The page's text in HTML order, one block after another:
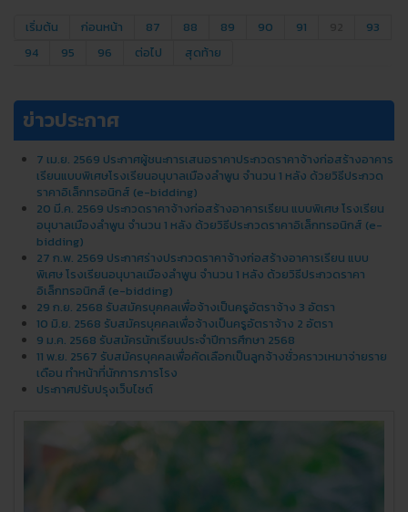
เริ่มต้น ก่อนหน้า 87 88 89 90 91
93
94
95 96 ต่อไป สุดท้าย
ข่าวประกาศ
7 เม.ย. 2569 ประกาศผู้ชนะการเสนอราคาประกวดราคาจ้างก่อสร้างอาคาร
เรียนแบบพิเศษโรงเรียนอนุบาลเมืองลำพูน จำนวน 1 หลัง ด้วยวิธีประกวด
ราคาอิเล็กทรอนิกส์ (e-bidding)
20 มี.ค. 2569 ประกวดราคาจ้างก่อสร้างอาคารเรียน แบบพิเศษ โรงเรียน
อนุบาลเมืองลําพูน จํานวน 1 หลัง ด้วยวิธีประกวดราคาอิเล็กทรอนิกส์ (e-
bidding)
27 ก.พ. 2569 ประกาศร่างประกวดราคาจ้างก่อสร้างอาคารเรียน แบบ
พิเศษ โรงเรียนอนุบาลเมืองลําพูน จํานวน 1 หลัง ด้วยวิธีประกวดราคา
อิเล็กทรอนิกส์ (e-bidding)
29 ก.ย. 2568 รับสมัครบุคคลเพื่อจ้างเป็นครูอัตราจ้าง 3 อัตรา
10 มิ.ย. 2568 รับสมัครบุคคลเพื่อจ้างเป็นครูอัตราจ้าง 2 อัตรา
9 ม.ค. 2568 รับสมัครนักเรียนประจำปีการศึกษา 2568
11 พ.ย. 2567 รับสมัครบุคคลเพื่อคัดเลือกเป็นลูกจ้างชั่วคราวเหมาจ่ายราย
เดือน ทำหน้าที่นักการภารโรง
ประกาศปรับปรุงเว็บไซต์